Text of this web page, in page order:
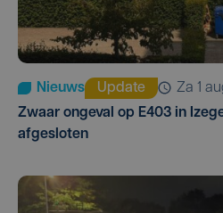
Nieuws Update
za 1
Zwaar ongeval op E403 in
afgesloten